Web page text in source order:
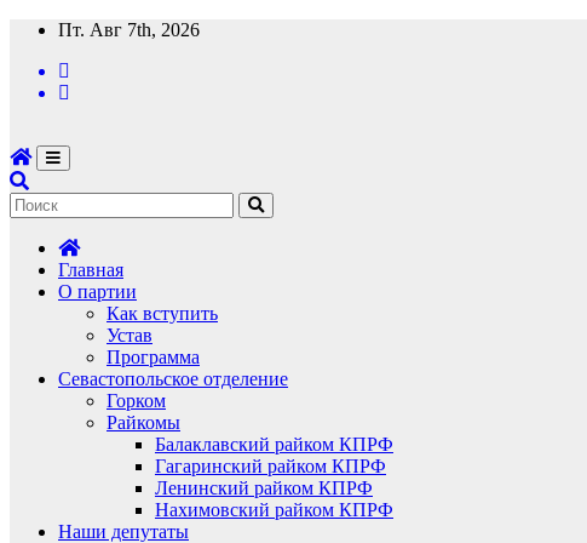
Перейти
содержимому
Пт. Авг 7th, 2026
Главная
О партии
Как вступить
Устав
Программа
Севастопольское отделение
Горком
Райкомы
Балаклавский райком КПРФ
Гагаринский райком КПРФ
Ленинский райком КПРФ
Нахимовский райком КПРФ
Наши депутаты